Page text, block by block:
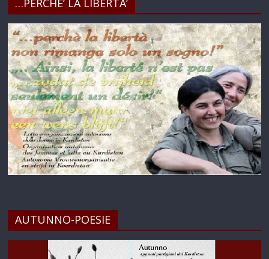
…PERCHE’ LA LIBERTA’
AUTUNNO-POESIE